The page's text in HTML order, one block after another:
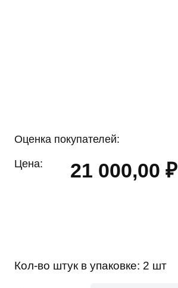
Оценка покупателей:
Цена: 21 000,00 ₽
Кол-во штук в упаковке: 2 шт